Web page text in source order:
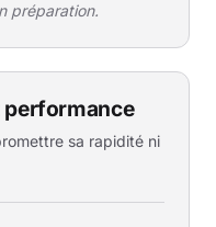
préparation.
performance
sa rapidité ni